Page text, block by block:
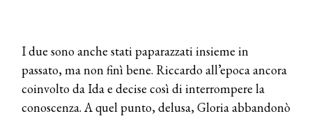
I due sono anche stati paparazzati insieme in
passato, ma non finì bene. Riccardo all’epoca ancora
coinvolto da Ida e decise così di interrompere la
conoscenza. A quel punto, delusa, Gloria abbandonò